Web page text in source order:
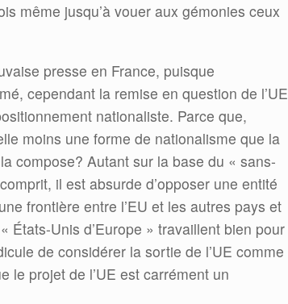
même jusqu’à vouer aux gémonies ceux
presse en France, puisque
cependant la remise en question de l’UE
nationaliste. Parce que,
moins une forme de nationalisme que la
compose? Autant sur la base du « sans-
il est absurde d’opposer une entité
frontière entre l’EU et les autres pays et
États-Unis d’Europe » travaillent bien pour
de considérer la sortie de l’UE comme
le projet de l’UE est carrément un